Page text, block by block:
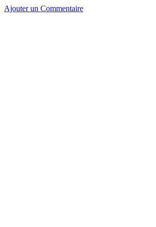
Ajouter un Commentaire